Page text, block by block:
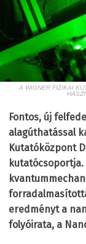
A WIGNER FIZIKAI
Fontos, új
alagúthatással
Kutatóközpont
eredményt a
folyóirata, a